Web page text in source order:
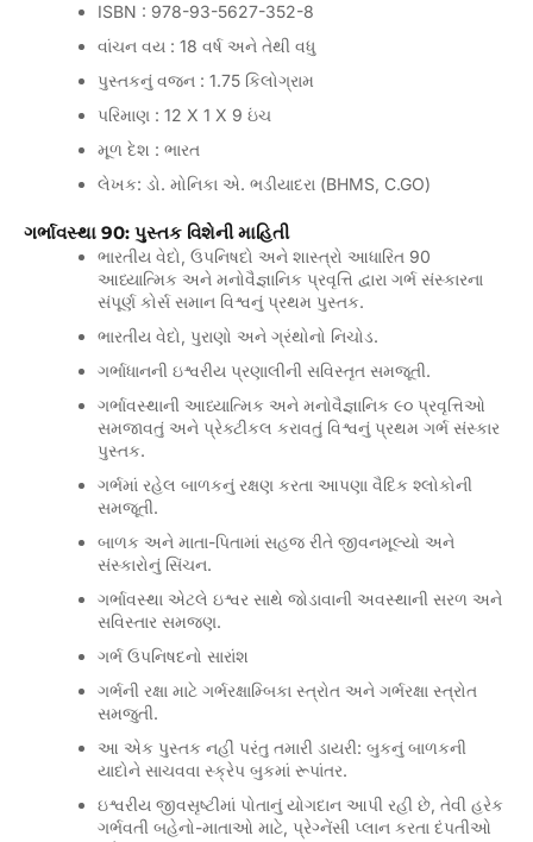
ISBN : 978-93-5627-352-8
વાંચન વય : 18 વર્ષ અને તેથી વધુ
પુસ્તકનું વજન : 1.75 કિલોગ્રામ
પરિમાણ : 12 X 1 X 9 ઇંચ
મૂળ દેશ : ભારત
લેખક: ડો. મોનિકા એ. ભડીયાદરા (BHMS, C.GO)
ગર્ભાવસ્થા 90: પુસ્તક વિશેની માહિતી
ભારતીય વેદો, ઉપનિષદો અને શાસ્ત્રો આધારિત 90
આધ્યાત્મિક અને મનોવૈજ્ઞાનિક પ્રવૃત્તિ દ્વારા ગર્ભ સંસ્કારના
સંપૂર્ણ કોર્સ સમાન વિશ્વનું પ્રથમ પુસ્તક.
ભારતીય વેદો, પુરાણો અને ગ્રંથોનો નિચોડ.
ગર્ભાધાનની ઇશ્વરીય પ્રણાલીની સવિસ્તૃત સમજૂતી.
ગર્ભાવસ્થાની આધ્યાત્મિક અને મનોવૈજ્ઞાનિક ૯૦ પ્રવૃત્તિઓ
સમજાવતું અને પ્રેક્ટીકલ કરાવતું વિશ્વનું પ્રથમ ગર્ભ સંસ્કાર
પુસ્તક.
ગર્ભમાં રહેલ બાળકનું રક્ષણ કરતા આપણા વૈદિક શ્લોકોની
સમજૂતી.
બાળક અને માતા-પિતામાં સહજ રીતે જીવનમૂલ્યો અને
સંસ્કારોનું સિંચન.
ગર્ભાવસ્થા એટલે ઇશ્વર સાથે જોડાવાની અવસ્થાની સરળ અને
સવિસ્તાર સમજણ.
ગર્ભ ઉપનિષદનો સારાંશ
ગર્ભની રક્ષા માટે ગર્ભરક્ષામ્બિકા સ્ત્રોત અને ગર્ભરક્ષા સ્ત્રોત
સમજુતી.
આ એક પુસ્તક નહીં પરંતુ તમારી ડાયરી: બુકનું બાળકની
યાદોને સાચવવા સ્ક્રેપ બુકમાં રૂપાંતર.
ઇશ્વરીય જીવસૃષ્ટીમાં પોતાનું યોગદાન આપી રહી છે, તેવી હરેક
ગર્ભવતી બહેનો-માતાઓ માટે, પ્રેગ્નેંસી પ્લાન કરતા દંપતીઓ